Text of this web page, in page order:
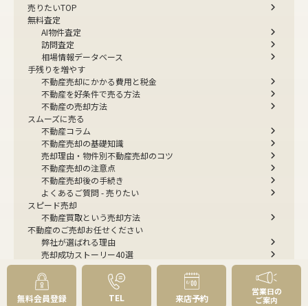
売りたいTOP
無料査定
AI物件査定
訪問査定
相場情報データベース
手残りを増やす
不動産売却にかかる費用と税金
不動産を好条件で売る方法
不動産の売却方法
スムーズに売る
不動産コラム
不動産売却の基礎知識
売却理由・物件別不動産売却のコツ
不動産売却の注意点
不動産売却後の手続き
よくあるご質問 - 売りたい
スピード売却
不動産買取という売却方法
不動産のご売却お任せください
弊社が選ばれる理由
売却成功ストーリー40選
売却成約事例
お預かり物件掲載実例
無料実査定予約
無料会員登録 TEL 来店予約
営業日の
ご案内